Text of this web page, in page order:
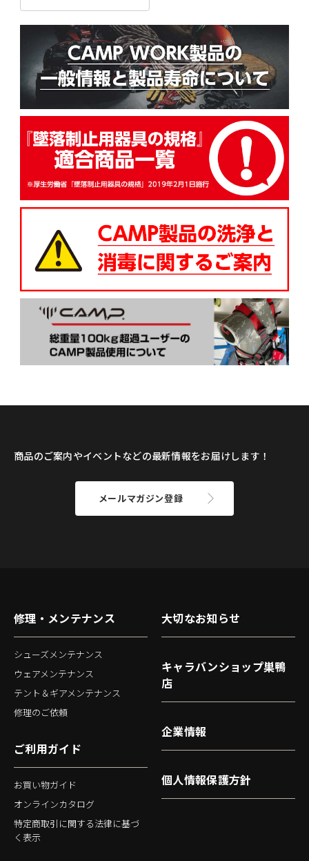
商品のご案内やイベントなどの最新情報をお届けします！
メールマガジン登録
修理・メンテナンス
シューズメンテナンス
ウェアメンテナンス
テント＆ギアメンテナンス
修理のご依頼
ご利用ガイド
お買い物ガイド
オンラインカタログ
特定商取引に関する法律に基づ
く表示
大切なお知らせ
キャラバンショップ巣鴨
店
企業情報
個人情報保護方針